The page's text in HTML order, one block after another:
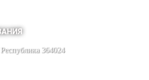
364024